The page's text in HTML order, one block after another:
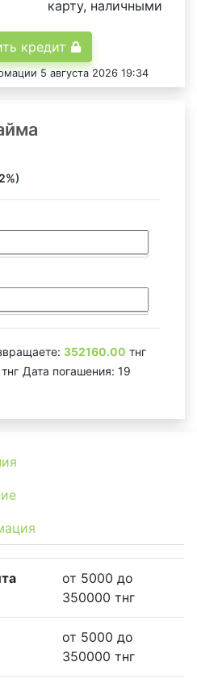
карту, наличными
кредит
5 августа 2026 19:34
2%)
352160.00 тнг
тнг Дата погашения: 19
от 5000 до
350000 тнг
от 5000 до
350000 тнг